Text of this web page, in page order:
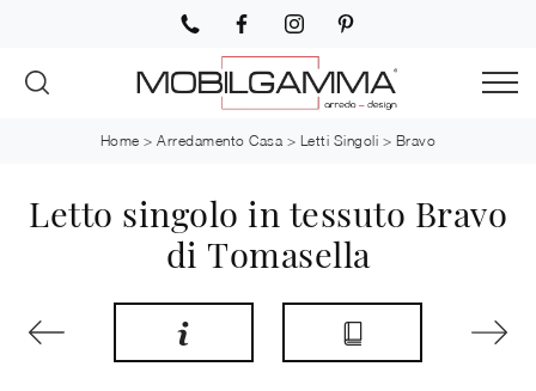
Home >Arredamento Casa > Letti Singoli > Bravo
Letto singolo in tessuto Bravo
di Tomasella